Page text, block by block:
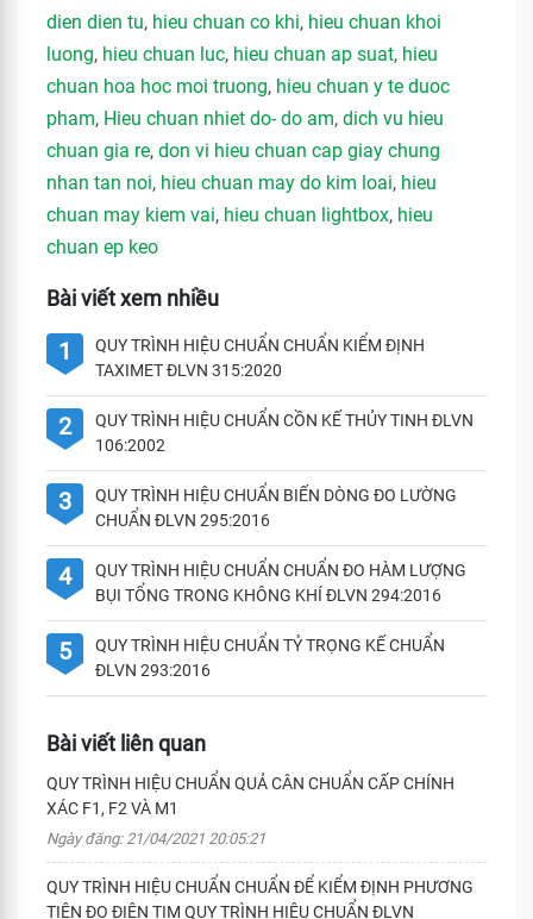
dien dien tu, hieu chuan co khi, hieu chuan khoi
luong, hieu chuan luc, hieu chuan ap suat, hieu
chuan hoa hoc moi truong, hieu chuan y te duoc
pham, Hieu chuan nhiet do- do am, dich vu hieu
chuan gia re, don vi hieu chuan cap giay chung
nhan tan noi, hieu chuan may do kim loai, hieu
chuan may kiem vai, hieu chuan lightbox, hieu
chuan ep keo
Bài viết xem nhiều
1
QUY TRÌNH HIỆU CHUẨN CHUẨN KIỂM ĐỊNH
TAXIMET ĐLVN 315:2020
2
QUY TRÌNH HIỆU CHUẨN CỒN KẾ THỦY TINH ĐLVN
106:2002
3
QUY TRÌNH HIỆU CHUẨN BIẾN DÒNG ĐO LƯỜNG
CHUẨN ĐLVN 295:2016
4
QUY TRÌNH HIỆU CHUẨN CHUẨN ĐO HÀM LƯỢNG
BỤI TỔNG TRONG KHÔNG KHÍ ĐLVN 294:2016
5
QUY TRÌNH HIỆU CHUẨN TỶ TRỌNG KẾ CHUẨN
ĐLVN 293:2016
Bài viết liên quan
QUY TRÌNH HIỆU CHUẨN QUẢ CÂN CHUẨN CẤP CHÍNH
XÁC F1, F2 VÀ M1
Ngày đăng: 21/04/2021 20:05:21
QUY TRÌNH HIỆU CHUẨN CHUẨN ĐỂ KIỂM ĐỊNH PHƯƠNG
TIỆN ĐO ĐIỆN TIM QUY TRÌNH HIỆU CHUẨN ĐLVN